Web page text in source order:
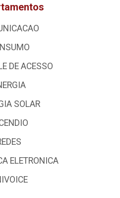
DE ACESSO
SOLAR
ELETRONICA